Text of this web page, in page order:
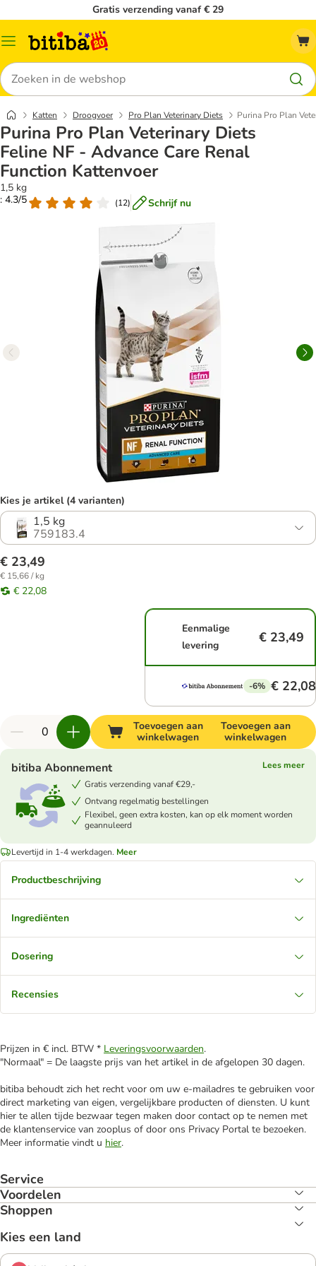
Gratis verzending vanaf € 29
Catalogusmenu
Zoeken
Katten Droogvoer Pro Plan Veterinary Diets Purina Pro Plan
Purina Pro Plan Veterinary Diets
Feline NF - Advance Care Renal
Function Kattenvoer
1,5 kg
: 4.3/5
(12) Schrijf nu
Kies je artikel (4 varianten)
1,5 kg
759183.4
€ 23,49
€ 15,66 / kg
€ 22,08
Eenmalige
levering
€ 23,49
-6% € 22,08
Toevoegen aan
winkelwagen
Toevoegen aan
winkelwagen
bitiba Abonnement
Lees meer
Gratis verzending vanaf €29,-
Ontvang regelmatig bestellingen
Flexibel, geen extra kosten, kan op elk moment worden
geannuleerd
Levertijd in 1-4 werkdagen. Meer
Productbeschrijving
Ingrediënten
Dosering
Recensies
Prijzen in € incl. BTW * Leveringsvoorwaarden.
"Normaal" = De laagste prijs van het artikel in de afgelopen 30 dagen.
bitiba behoudt zich het recht voor om uw e-mailadres te gebruiken voor
direct marketing van eigen, vergelijkbare producten of diensten. U kunt
hier te allen tijde bezwaar tegen maken door contact op te nemen met
de klantenservice van zooplus of door ons Privacy Portal te bezoeken.
Meer informatie vindt u hier.
Service
Voordelen
Shoppen
Kies een land